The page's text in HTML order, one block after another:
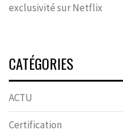
exclusivité sur Netflix
CATÉGORIES
ACTU
Certification